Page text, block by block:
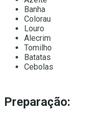
Banha
Colorau
Louro
Alecrim
Tomilho
Batatas
Cebolas
Preparação: